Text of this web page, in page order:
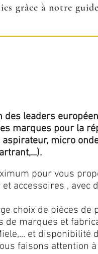
grâce à notre
leaders
marques pour la
micro
pour vous
accessoires , avec
choix de pièces
de marques et
et
faisons attention